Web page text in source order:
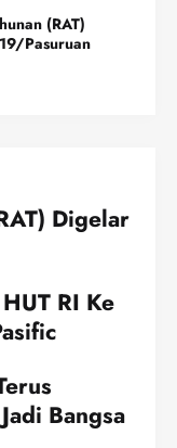
(RAT)
Pasuruan
Digelar
RI Ke
Bangsa